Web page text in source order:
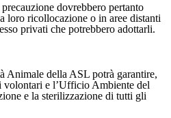
dovrebbero pertanto
loro ricollocazione o in aree distanti
privati che potrebbero adottarli.
Animale della ASL potrà garantire,
volontari e l’Ufficio Ambiente del
e la sterilizzazione di tutti gli